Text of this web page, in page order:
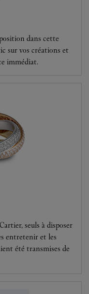
dans cette
sur vos créations et
immédiat.
seuls à disposer
entretenir et les
été transmises de